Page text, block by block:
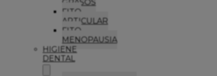
GRASOS
FITO
ARTICULAR
FITO
MENOPAUSIA
HIGIENE
DENTAL